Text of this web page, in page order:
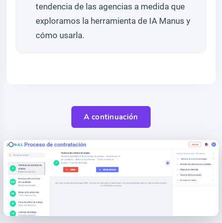
tendencia de las agencias a medida que
exploramos la herramienta de IA Manus y
cómo usarla.
A continuación